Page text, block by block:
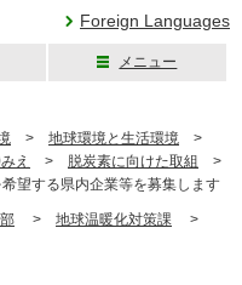
Foreign Languages
メニュー
> 地球環境と生活環境 >
え > 脱炭素に向けた取組
>
望する県内企業等を募集します
> 地球温暖化対策課 >